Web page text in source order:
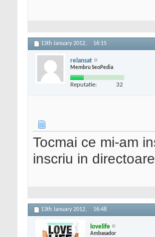
13th January 2012, 16:15
relansat
Membru SeoPedia
Reputatie: 32
Tocmai ce mi-am
inscriu in
13th January 2012, 16:48
lovelife
Ambasador